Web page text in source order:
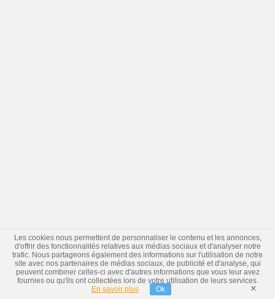
Les cookies nous permettent de personnaliser le contenu et les annonces,
d'offrir des fonctionnalités relatives aux médias sociaux et d'analyser notre
trafic. Nous partageons également des informations sur l'utilisation de notre
site avec nos partenaires de médias sociaux, de publicité et d'analyse, qui
peuvent combiner celles-ci avec d'autres informations que vous leur avez
fournies ou qu'ils ont collectées lors de votre utilisation de leurs services.
En savoir plus
Ok ×